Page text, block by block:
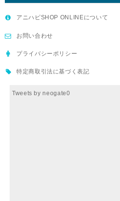
アニハピSHOP ONLINEについて
お問い合わせ
プライバシーポリシー
特定商取引法に基づく表記
Tweets by neogate0